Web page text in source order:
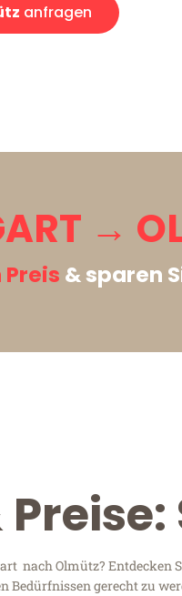
anfragen
→
& sparen
nach Olmütz?
gerecht zu